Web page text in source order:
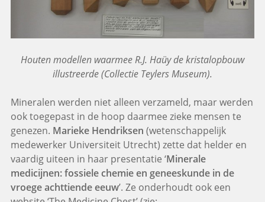
Houten modellen waarmee R.J. Haüy de kristalopbouw
illustreerde (Collectie Teylers Museum).
Mineralen werden niet alleen verzameld, maar werden
ook toegepast in de hoop daarmee zieke mensen te
genezen. Marieke Hendriksen (wetenschappelijk
medewerker Universiteit Utrecht) zette dat helder en
vaardig uiteen in haar presentatie ‘Minerale
medicijnen: fossiele chemie en geneeskunde in de
vroege achttiende eeuw’. Ze onderhoudt ook een